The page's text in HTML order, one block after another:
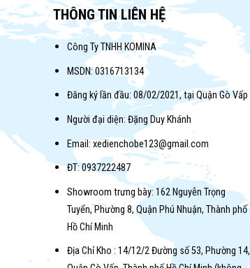
THÔNG TIN LIÊN HỆ
Công Ty TNHH KOMINA
MSDN: 0316713134
Đăng ký lần đầu: 08/02/2021, tại Quận Gò Vấp
Người đại diện: Đặng Duy Khánh
Email: xedienchobe123@gmail.com
ĐT: 0937222487
Showroom trưng bày: 162 Nguyễn Trọng
Tuyển, Phường 8, Quận Phú Nhuận, Thành phố
Hồ Chí Minh
Địa Chỉ Kho : 14/12/2 Đường số 53, Phường 14,